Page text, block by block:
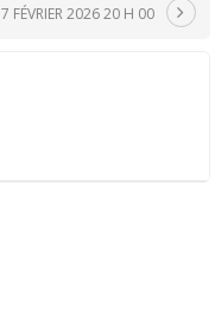
7 FÉVRIER 2026 20 H 00